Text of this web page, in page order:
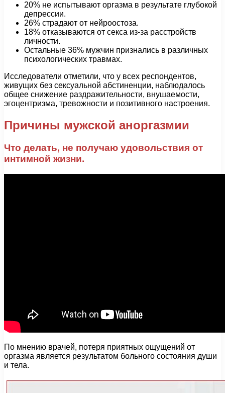
20% не испытывают оргазма в результате глубокой
депрессии.
26% страдают от нейроостоза.
18% отказываются от секса из-за расстройств
личности.
Остальные 36% мужчин признались в различных
психологических травмах.
Исследователи отметили, что у всех респондентов,
живущих без сексуальной абстиненции, наблюдалось
общее снижение раздражительности, внушаемости,
эгоцентризма, тревожности и позитивного настроения.
Причины мужской аноргазмии
Что делать, не получаю удовольствия от
интимной жизни.
По мнению врачей, потеря приятных ощущений от
оргазма является результатом больного состояния души
и тела.